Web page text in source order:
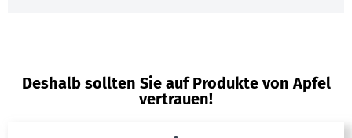
Deshalb sollten Sie auf Produkte von Apfel
vertrauen!